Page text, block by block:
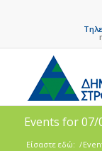
Events for 07/
Είσαστε εδώ: /